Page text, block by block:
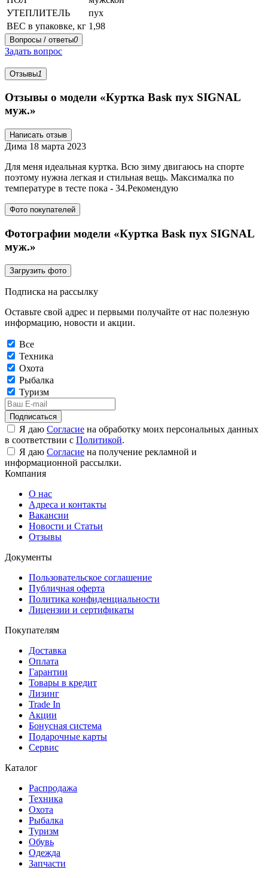
УТЕПЛИТЕЛЬ
пух
ВЕС в упаковке, кг 1,98
Вопросы / ответы0
Задать вопрос
Отзывы1
Отзывы о модели «Куртка Bask пух SIGNAL
муж.»
Написать отзыв
Дима 18 марта 2023
Для меня идеальная куртка. Всю зиму двигаюсь на спорте
поэтому нужна легкая и стильная вещь. Максималка по
температуре в тесте пока - 34.Рекомендую
Фото покупателей
Фотографии модели «Куртка Bask пух SIGNAL
муж.»
Загрузить фото
Подписка на рассылку
Оставьте свой адрес и первыми получайте от нас полезную
информацию, новости и акции.
Все
Техника
Охота
Рыбалка
Туризм
Подписаться
Я даю Согласие на обработку моих персональных данных
в соответствии с Политикой.
Я даю Согласие на получение рекламной и
информационной рассылки.
Компания
О нас
Адреса и контакты
Вакансии
Новости и Статьи
Отзывы
Документы
Пользовательское соглашение
Публичная оферта
Политика конфиденциальности
Лицензии и сертификаты
Покупателям
Доставка
Оплата
Гарантии
Товары в кредит
Лизинг
Trade In
Акции
Бонусная система
Подарочные карты
Сервис
Каталог
Распродажа
Техника
Охота
Рыбалка
Туризм
Обувь
Одежда
Запчасти